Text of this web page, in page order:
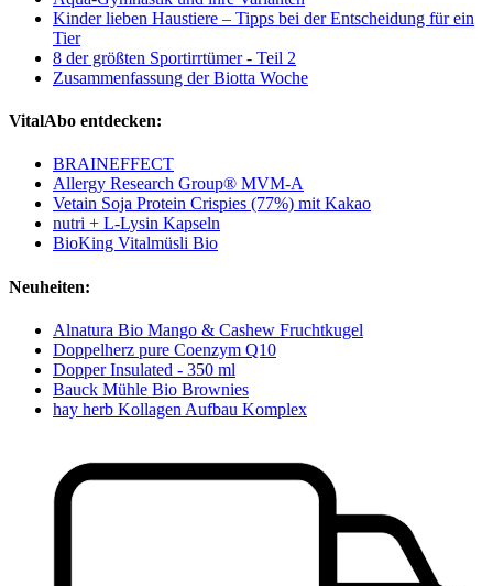
Kinder lieben Haustiere – Tipps bei der Entscheidung für ein
Tier
8 der größten Sportirrtümer - Teil 2
Zusammenfassung der Biotta Woche
VitalAbo entdecken:
BRAINEFFECT
Allergy Research Group® MVM-A
Vetain Soja Protein Crispies (77%) mit Kakao
nutri + L-Lysin Kapseln
BioKing Vitalmüsli Bio
Neuheiten:
Alnatura Bio Mango & Cashew Fruchtkugel
Doppelherz pure Coenzym Q10
Dopper Insulated - 350 ml
Bauck Mühle Bio Brownies
hay herb Kollagen Aufbau Komplex